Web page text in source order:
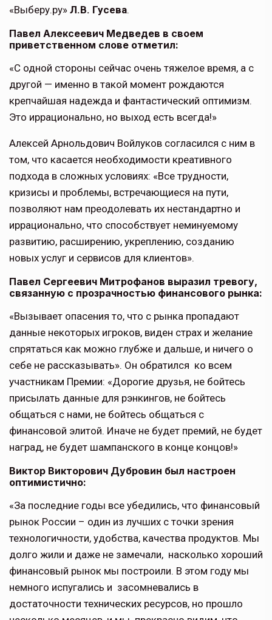
«Выберу.ру» Л.В. Гусева.
Павел Алексеевич Медведев в своем
приветственном слове отметил:
«С одной стороны сейчас очень тяжелое время, а с
другой — именно в такой момент рождаются
крепчайшая надежда и фантастический оптимизм.
Это иррационально, но выход есть всегда!»
Алексей Арнольдович Войлуков согласился с ним в
том, что касается необходимости креативного
подхода в сложных условиях: «Все трудности,
кризисы и проблемы, встречающиеся на пути,
позволяют нам преодолевать их нестандартно и
иррационально, что способствует неминуемому
развитию, расширению, укреплению, созданию
новых услуг и сервисов для клиентов».
Павел Сергеевич Митрофанов выразил тревогу,
связанную с прозрачностью финансового рынка:
«Вызывает опасения то, что с рынка пропадают
данные некоторых игроков, виден страх и желание
спрятаться как можно глубже и дальше, и ничего о
себе не рассказывать». Он обратился ко всем
участникам Премии: «Дорогие друзья, не бойтесь
присылать данные для рэнкингов, не бойтесь
общаться с нами, не бойтесь общаться с
финансовой элитой. Иначе не будет премий, не будет
наград, не будет шампанского в конце концов!»
Виктор Викторович Дубровин был настроен
оптимистично:
«За последние годы все убедились, что финансовый
рынок России – один из лучших с точки зрения
технологичности, удобства, качества продуктов. Мы
долго жили и даже не замечали, насколько хороший
финансовый рынок мы построили. В этом году мы
немного испугались и засомневались в
достаточности технических ресурсов, но прошло